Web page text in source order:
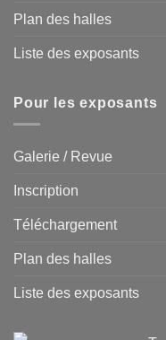
Plan des halles
Liste des exposants
Pour les exposants
Galerie / Revue
Inscription
Téléchargement
Plan des halles
Liste des exposants